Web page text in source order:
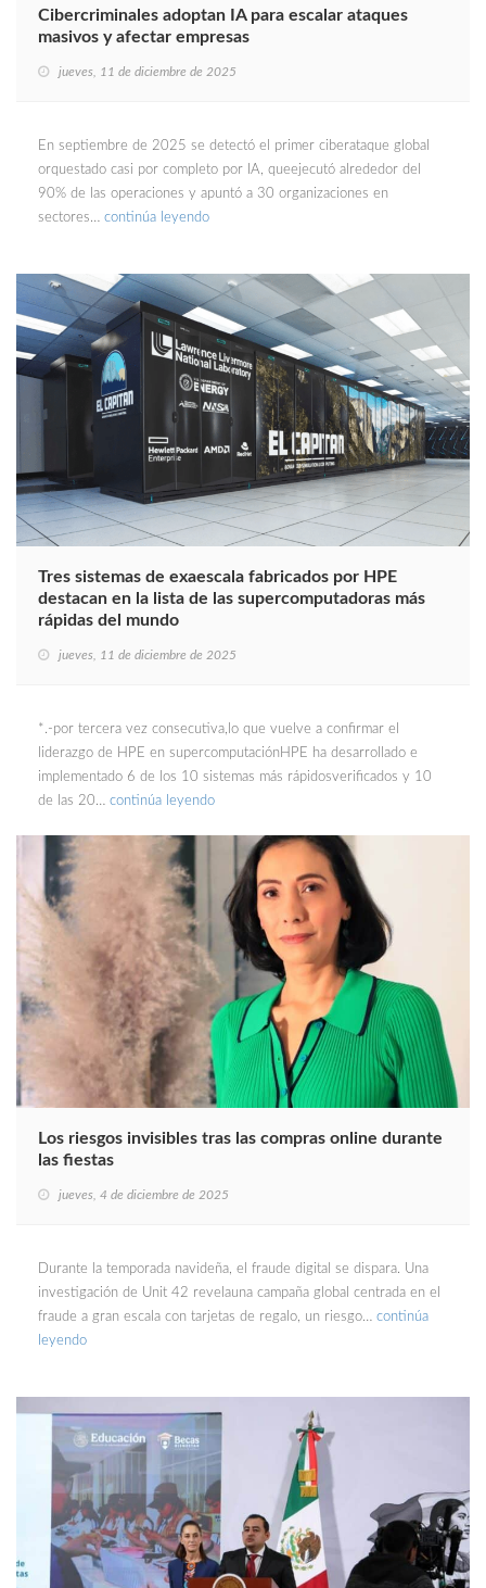
Cibercriminales adoptan IA para escalar ataques
masivos y afectar empresas
jueves, 11 de diciembre de 2025
En septiembre de 2025 se detectó el primer ciberataque global
orquestado casi por completo por IA, queejecutó alrededor del
90% de las operaciones y apuntó a 30 organizaciones en
sectores… continúa leyendo
Tres sistemas de exaescala fabricados por HPE
destacan en la lista de las supercomputadoras más
rápidas del mundo
jueves, 11 de diciembre de 2025
*.-por tercera vez consecutiva,lo que vuelve a confirmar el
liderazgo de HPE en supercomputaciónHPE ha desarrollado e
implementado 6 de los 10 sistemas más rápidosverificados y 10
de las 20… continúa leyendo
Los riesgos invisibles tras las compras online durante
las fiestas
jueves, 4 de diciembre de 2025
Durante la temporada navideña, el fraude digital se dispara. Una
investigación de Unit 42 revelauna campaña global centrada en el
fraude a gran escala con tarjetas de regalo, un riesgo… continúa
leyendo